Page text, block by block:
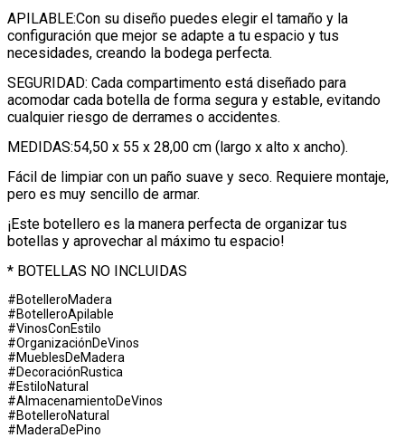
APILABLE:Con su diseño puedes elegir el tamaño y la
configuración que mejor se adapte a tu espacio y tus
necesidades, creando la bodega perfecta.
SEGURIDAD: Cada compartimento está diseñado para
acomodar cada botella de forma segura y estable, evitando
cualquier riesgo de derrames o accidentes.
MEDIDAS:54,50 x 55 x 28,00 cm (largo x alto x ancho).
Fácil de limpiar con un paño suave y seco. Requiere montaje,
pero es muy sencillo de armar.
¡Este botellero es la manera perfecta de organizar tus
botellas y aprovechar al máximo tu espacio!
* BOTELLAS NO INCLUIDAS
#BotelleroMadera
#BotelleroApilable
#VinosConEstilo
#OrganizaciónDeVinos
#MueblesDeMadera
#DecoraciónRustica
#EstiloNatural
#AlmacenamientoDeVinos
#BotelleroNatural
#MaderaDePino